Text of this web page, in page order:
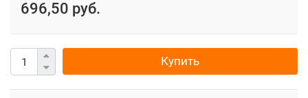
696,50 руб.
Купить